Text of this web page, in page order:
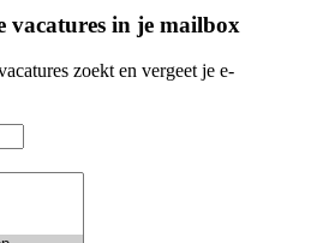
vacatures in je mailbox
zoekt en vergeet je e-